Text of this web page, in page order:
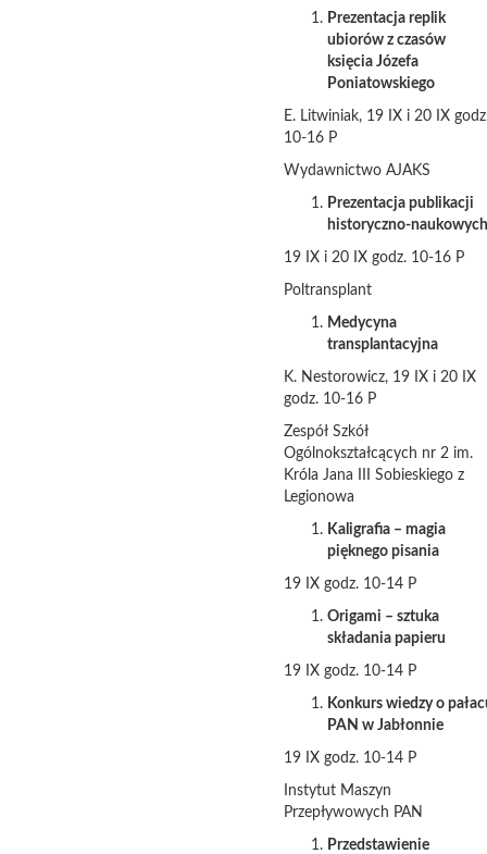
Prezentacja replik
ubiorów z czasów
księcia Józefa
Poniatowskiego
E. Litwiniak, 19 IX i 20 IX
10-16 P
Wydawnictwo AJAKS
Prezentacja publikacji
historyczno-naukowych
19 IX i 20 IX godz. 10-16 P
Poltransplant
Medycyna
transplantacyjna
K. Nestorowicz, 19 IX i 20 IX
godz. 10-16 P
Zespół Szkół
Ogólnokształcących nr 2 im.
Króla Jana III Sobieskiego z
Legionowa
Kaligrafia – magia
pięknego pisania
19 IX godz. 10-14 P
Origami – sztuka
składania papieru
19 IX godz. 10-14 P
Konkurs wiedzy o
PAN w Jabłonnie
19 IX godz. 10-14 P
Instytut Maszyn
Przepływowych PAN
Przedstawienie